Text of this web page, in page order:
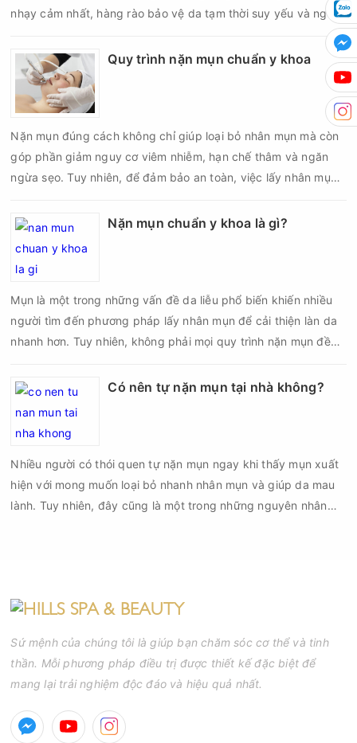
nhạy cảm nhất, hàng rào bảo vệ da tạm thời suy yếu và nguy
cơ viêm nhiễm, thâm sau mụn hoặc hình thành sẹo sẽ tăng lên
nếu chăm sóc không đúng cách. Chính vì vậy, việc chăm sóc
da sau nặn mụn không chỉ giúp vùng da hồi phục nhanh hơn
mà còn góp phần giảm nguy cơ tái phát mụn và hạn chế các
biến chứng về sau.
Quy trình nặn mụn chuẩn y khoa
Nặn mụn đúng cách không chỉ giúp loại bỏ nhân mụn mà còn
góp phần giảm nguy cơ viêm nhiễm, hạn chế thâm và ngăn
ngừa sẹo. Tuy nhiên, để đảm bảo an toàn, việc lấy nhân mụn
đủ các bước vô khuẩn và chăm sóc sau điều trị.
Nặn mụn chuẩn y khoa là gì?
Mụn là một trong những vấn đề da liễu phổ biến khiến nhiều
người tìm đến phương pháp lấy nhân mụn để cải thiện làn da
nhanh hơn. Tuy nhiên, không phải mọi quy trình nặn mụn đều
sai kỹ thuật hoặc lấy nhân mụn không đúng thời điểm, làn da
Có nên tự nặn mụn tại nhà không?
Nhiều người có thói quen tự nặn mụn ngay khi thấy mụn xuất
hiện với mong muốn loại bỏ nhanh nhân mụn và giúp da mau
lành. Tuy nhiên, đây cũng là một trong những nguyên nhân
Sứ mệnh của chúng tôi là giúp bạn chăm sóc cơ thể và tinh
thần. Mỗi phương pháp điều trị được thiết kế đặc biệt để
mang lại trải nghiệm độc đáo và hiệu quả nhất.